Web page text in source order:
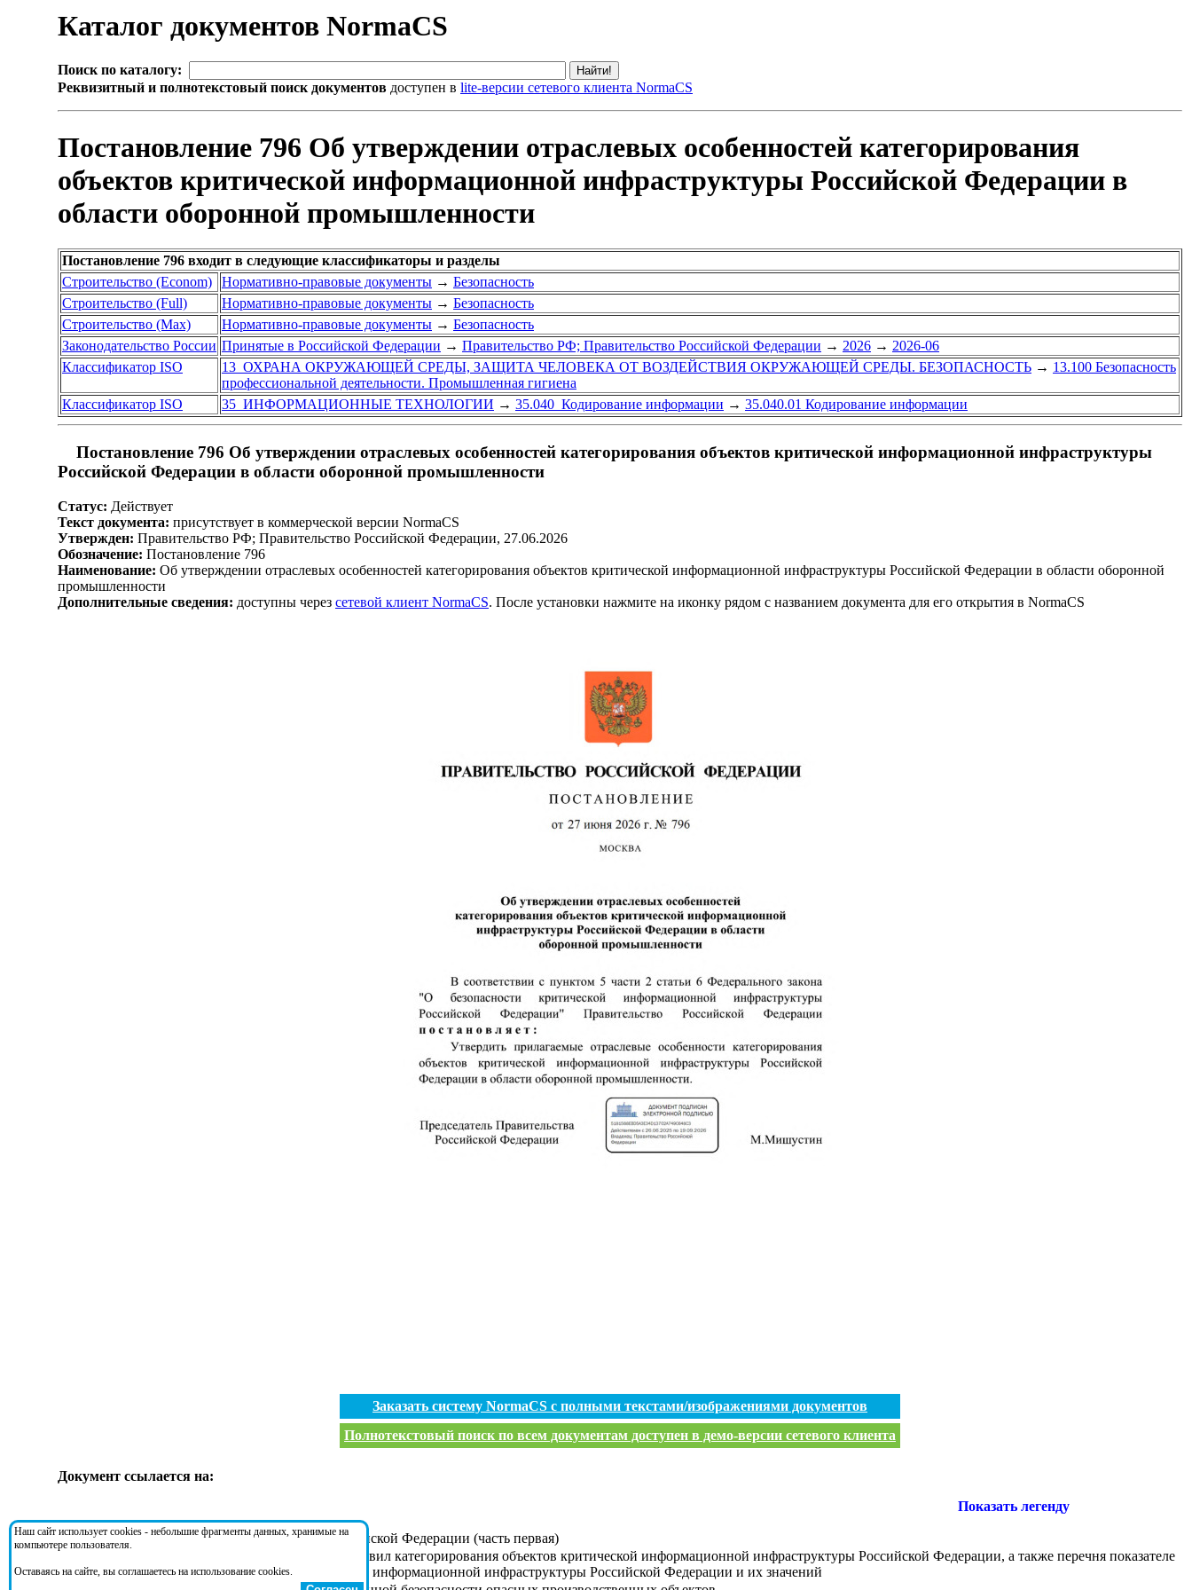
Каталог документов NormaCS
Поиск по каталогу:
Реквизитный и полнотекстовый поиск документов доступен в lite-версии сетевого клиента NormaCS
Постановление 796 Об утверждении отраслевых особенностей категорирования
объектов критической информационной инфраструктуры Российской Федерации в
области оборонной промышленности
Постановление 796 входит в следующие классификаторы и разделы
Строительство (Econom)
Нормативно-правовые документы → Безопасность
Строительство (Full)
Нормативно-правовые документы → Безопасность
Строительство (Max)
Нормативно-правовые документы → Безопасность
Законодательство России Принятые в Российской Федерации → Правительство РФ; Правительство Российской Федерации → 2026 → 2026-06
Классификатор ISO
13 ОХРАНА ОКРУЖАЮЩЕЙ СРЕДЫ, ЗАЩИТА ЧЕЛОВЕКА ОТ ВОЗДЕЙСТВИЯ ОКРУЖАЮЩЕЙ СРЕДЫ. БЕЗОПАСНОСТЬ → 13.100 Безопасность
профессиональной деятельности. Промышленная гигиена
Классификатор ISO
35 ИНФОРМАЦИОННЫЕ ТЕХНОЛОГИИ → 35.040 Кодирование информации → 35.040.01 Кодирование информации
Постановление 796 Об утверждении отраслевых особенностей категорирования объектов критической информационной инфраструктуры
Российской Федерации в области оборонной промышленности
Статус: Действует
Текст документа: присутствует в коммерческой версии NormaCS
Утвержден: Правительство РФ; Правительство Российской Федерации, 27.06.2026
Обозначение: Постановление 796
Наименование: Об утверждении отраслевых особенностей категорирования объектов критической информационной инфраструктуры Российской Федерации в области оборонной
промышленности
Дополнительные сведения: доступны через сетевой клиент NormaCS. После установки нажмите на иконку рядом с названием документа для его открытия в NormaCS
Заказать систему NormaCS с полными текстами/изображениями документов
Полнотекстовый поиск по всем документам доступен в демо-версии сетевого клиента
Документ ссылается на:
Показать легенду
Кодекс 146-ФЗ- Налоговый кодекс Российской Федерации (часть первая)
- Об утверждении Правил категорирования объектов критической информационной инфраструктуры Российской Федерации, а также перечня показателе
критериев значимости объектов критической информационной инфраструктуры Российской Федерации и их значений
Наш сайт использует cookies - небольшие фрагменты данных, хранимые на
компьютере пользователя.
Оставаясь на сайте, вы соглашаетесь на использование cookies.